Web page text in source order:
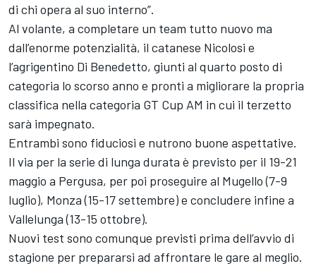
di chi opera al suo interno”.
Al volante, a completare un team tutto nuovo ma
dall’enorme potenzialità, il catanese Nicolosi e
l’agrigentino Di Benedetto, giunti al quarto posto di
categoria lo scorso anno e pronti a migliorare la propria
classifica nella categoria GT Cup AM in cui il terzetto
sarà impegnato.
Entrambi sono fiduciosi e nutrono buone aspettative.
Il via per la serie di lunga durata è previsto per il 19-21
maggio a Pergusa, per poi proseguire al Mugello (7-9
luglio), Monza (15-17 settembre) e concludere infine a
Vallelunga (13-15 ottobre).
Nuovi test sono comunque previsti prima dell’avvio di
stagione per prepararsi ad affrontare le gare al meglio.